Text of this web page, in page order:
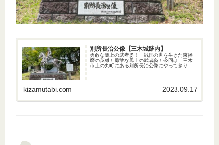
別所長治公像【三木城跡内】
勇敢な馬上の武者姿！ 戦国の世を生きた東播
磨の英雄！勇敢な馬上の武者姿！今回は、三木
市上の丸町にある別所長治公像にやって参りま
kizamutabi.com 2023.09.17